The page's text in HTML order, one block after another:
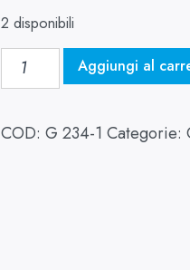
2 disponibili
Aggiungi al
COD: G 234-1 Categorie: